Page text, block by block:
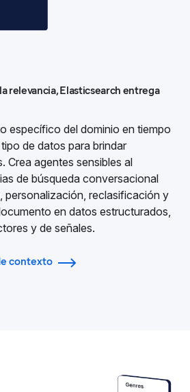
relevancia, Elasticsearch entrega
específico del dominio en tiempo
de datos para brindar
Crea agentes sensibles al
de búsqueda conversacional
personalización, reclasificación y
en datos estructurados,
y de señales.
contexto